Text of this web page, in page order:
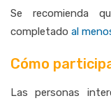
Se recomienda
completado al
Cómo
Las personas